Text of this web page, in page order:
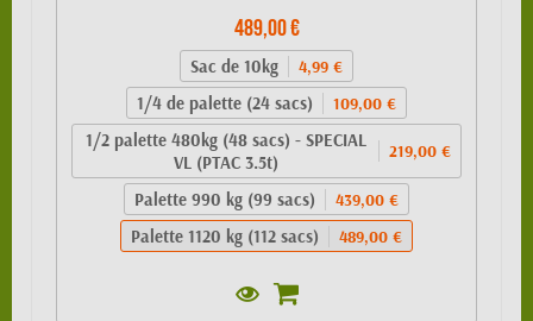
489,00 €
Sac de 10kg 4,99 €
1/4 de palette (24 sacs) 109,00 €
1/2 palette 480kg (48 sacs) - SPECIAL
VL (PTAC 3.5t)
219,00 €
Palette 990 kg (99 sacs) 439,00 €
Palette 1120 kg (112 sacs) 489,00 €